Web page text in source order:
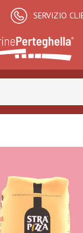
SERVIZIO
Totale:
CARRELLO E